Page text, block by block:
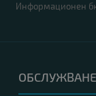
Информационен